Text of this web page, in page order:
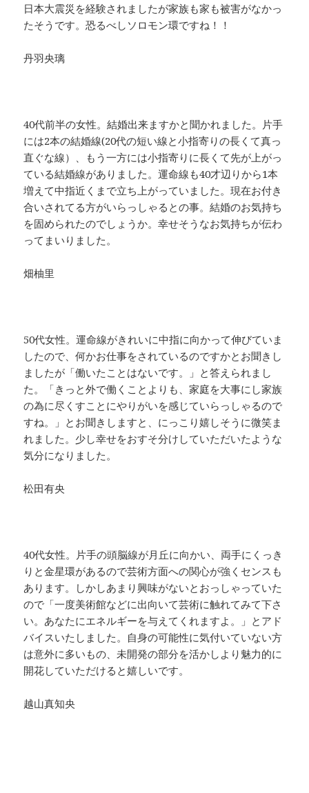
日本大震災を経験されましたが家族も家も被害がなかっ
たそうです。恐るべしソロモン環ですね！！
丹羽央璃
40代前半の女性。結婚出来ますかと聞かれました。片手
には2本の結婚線(20代の短い線と小指寄りの長くて真っ
直ぐな線）、もう一方には小指寄りに長くて先が上がっ
ている結婚線がありました。運命線も40才辺りから1本
増えて中指近くまで立ち上がっていました。現在お付き
合いされてる方がいらっしゃるとの事。結婚のお気持ち
を固められたのでしょうか。幸せそうなお気持ちが伝わ
ってまいりました。
畑柚里
50代女性。運命線がきれいに中指に向かって伸びていま
したので、何かお仕事をされているのですかとお聞きし
ましたが「働いたことはないです。」と答えられまし
た。「きっと外で働くことよりも、家庭を大事にし家族
の為に尽くすことにやりがいを感じていらっしゃるので
すね。」とお聞きしますと、にっこり嬉しそうに微笑ま
れました。少し幸せをおすそ分けしていただいたような
気分になりました。
松田有央
40代女性。片手の頭脳線が月丘に向かい、両手にくっき
りと金星環があるので芸術方面への関心が強くセンスも
あります。しかしあまり興味がないとおっしゃっていた
ので「一度美術館などに出向いて芸術に触れてみて下さ
い。あなたにエネルギーを与えてくれますよ。」とアド
バイスいたしました。自身の可能性に気付いていない方
は意外に多いもの、未開発の部分を活かしより魅力的に
開花していただけると嬉しいです。
越山真知央